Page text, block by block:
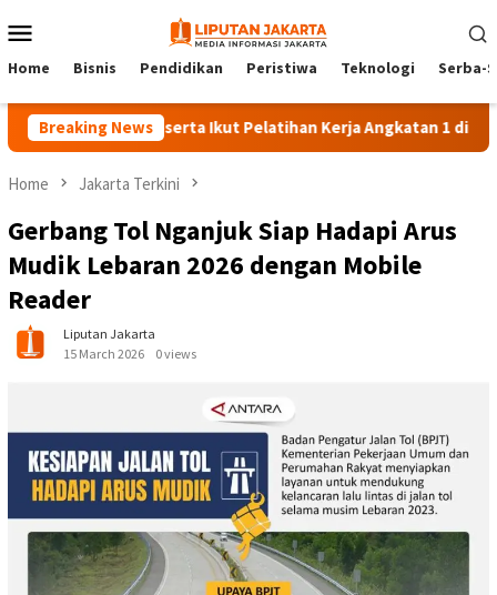
to
Menu
Home Bisnis Pendidikan Peristiwa Teknologi Serba-
Breaking News
140 Peserta Ikut Pelatihan Kerja Angkatan 1 di PPKD
Home Jakarta Terkini
Gerbang Tol Nganjuk Siap Hadapi Arus
Mudik Lebaran 2026 dengan Mobile
Reader
Liputan Jakarta
15 March 2026
0 views